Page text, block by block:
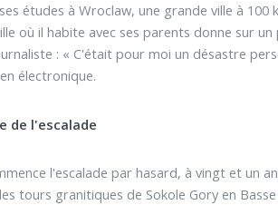
études à Wroclaw, une grande ville à
où il habite avec ses parents donne sur
: « C'était pour moi un désastre
électronique.
de l'escalade
l'escalade par hasard, à vingt et un
tours granitiques de Sokole Gory en